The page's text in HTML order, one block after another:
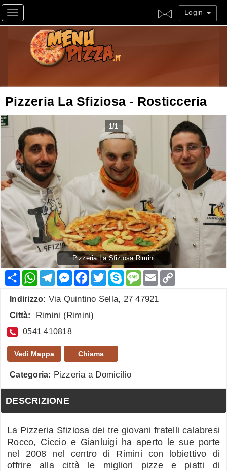
Toggle navigation Login
Pizzeria La Sfiziosa - Rosticceria
1/1
Pizzeria La Sfiziosa Rimini
Condividi
WhatsApp
TelegramMessenger
Facebook
TwitterSkypeMessage
Email
Indirizzo: Via Quintino Sella, 27 47921
Città: Rimini (Rimini)
0541 410818
Vedi Mappa Chiama
Categoria: Pizzeria a Domicilio
DESCRIZIONE
La Pizzeria Sfiziosa dei tre giovani fratelli calabresi
Rocco, Ciccio e Gianluigi ha aperto le sue porte
nel 2008 nel centro di Rimini con lobiettivo di
offrire alla città le migliori pizze e piatti di